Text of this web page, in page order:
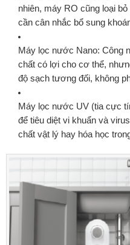
nhiên, máy RO cũng loại
cần cân nhắc bổ sung
Máy lọc nước Nano: Công
chất có lợi cho cơ thể,
độ sạch tương đối, không
Máy lọc nước UV (tia cực
để tiêu diệt vi khuẩn và
chất vật lý hay hóa học